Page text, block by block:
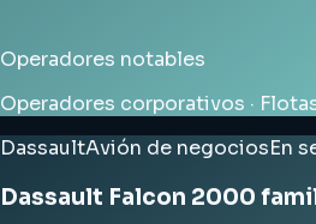
Operadores notables
Operadores corporativos ·
DassaultAvión de negociosEn
Dassault Falcon 2000